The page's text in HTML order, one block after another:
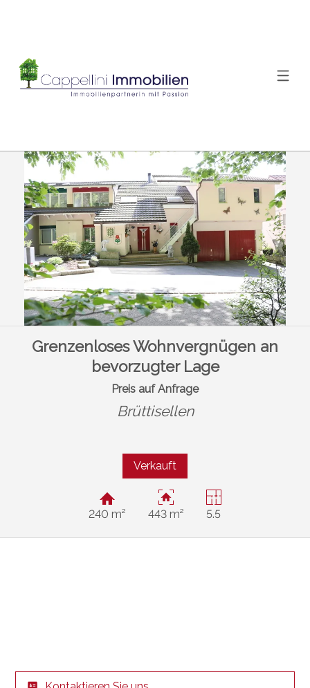
Grenzenloses Wohnvergnügen an
bevorzugter Lage
Preis auf Anfrage
Brüttisellen
Verkauft
240 m² 443 m² 5.5